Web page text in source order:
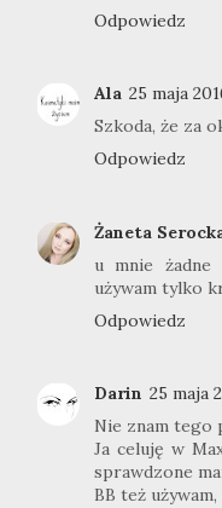
Odpowiedz
Ala 25 maja
Szkoda, że za
Odpowiedz
Żaneta
u mnie żadne
używam tylko
Odpowiedz
Darin 25 maja
Nie znam tego
Ja celuję w
sprawdzone
BB też